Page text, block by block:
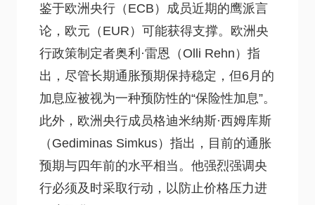
鉴于欧洲央行（ECB）成员近期的鹰派言
论，欧元（EUR）可能获得支撑。欧洲央
行政策制定者奥利·雷恩（Olli Rehn）指
出，尽管长期通胀预期保持稳定，但6月的
加息应被视为一种预防性的“保险性加息”。
此外，欧洲央行成员格迪米纳斯·西姆库斯
（Gediminas Simkus）指出，目前的通胀
预期与四年前的水平相当。他强烈强调央
行必须及时采取行动，以防止价格压力进